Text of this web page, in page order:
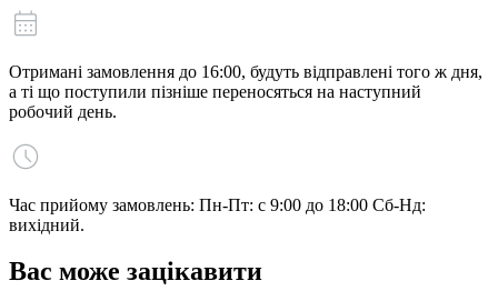
Отримані замовлення до 16:00, будуть відправлені того ж дня,
а ті що поступили пізніше переносяться на наступний
робочий день.
Час прийому замовлень: Пн-Пт: с 9:00 до 18:00 Сб-Нд:
вихідний.
Вас може зацікавити